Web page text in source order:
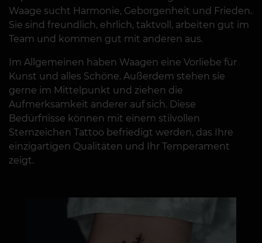
Waage sucht Harmonie, Geborgenheit und Frieden.
Sie sind freundlich, ehrlich, taktvoll, arbeiten gut im
Team und kommen gut mit anderen aus.
Im Allgemeinen haben Waagen eine Vorliebe für
Kunst und alles Schöne. Außerdem stehen sie
gerne im Mittelpunkt und ziehen die
Aufmerksamkeit anderer auf sich. Diese
Bedürfnisse können mit einem stilvollen
Sternzeichen Tattoo befriedigt werden, das Ihre
einzigartigen Qualitäten und Ihr Temperament
zeigt.